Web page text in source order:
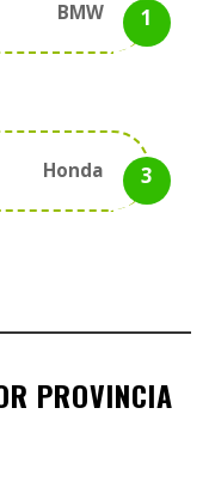
BMW
Honda
PROVINCIA